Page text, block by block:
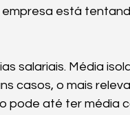
está
salariais. Média
casos, o mais
pode até ter média